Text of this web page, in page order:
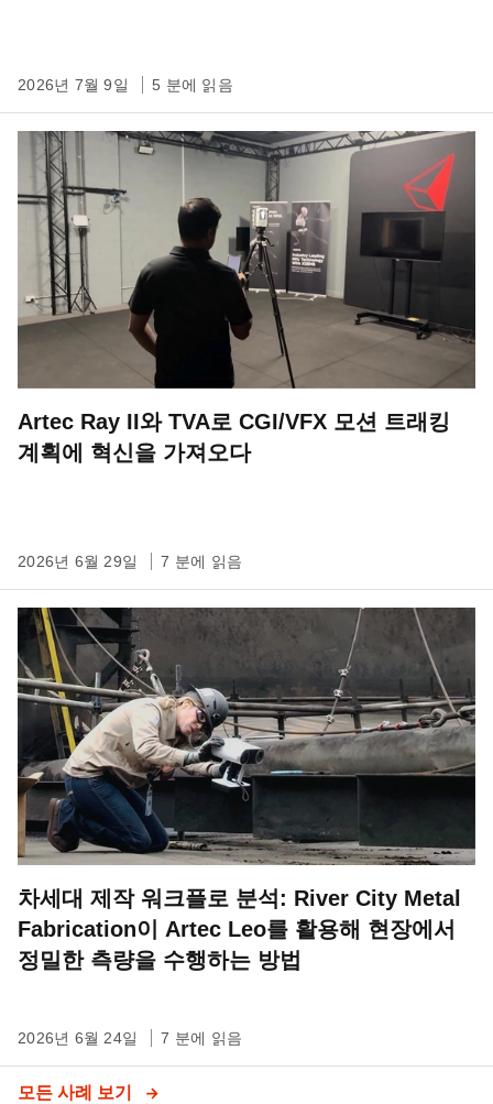
2026년 7월 9일 5 분에 읽음
Artec Ray II와 TVA로 CGI/VFX 모션 트래킹
계획에 혁신을 가져오다
2026년 6월 29일 7 분에 읽음
차세대 제작 워크플로 분석: River City Metal
Fabrication이 Artec Leo를 활용해 현장에서
정밀한 측량을 수행하는 방법
2026년 6월 24일 7 분에 읽음
모든 사례 보기